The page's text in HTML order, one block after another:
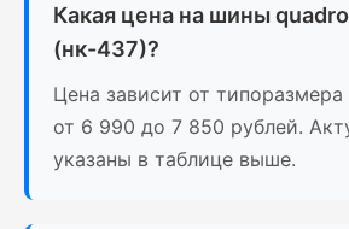
Какая цена на шины
(нк-437)?
Цена зависит от типоразмера
от 6 990 до 7 850 рублей.
указаны в таблице выше.